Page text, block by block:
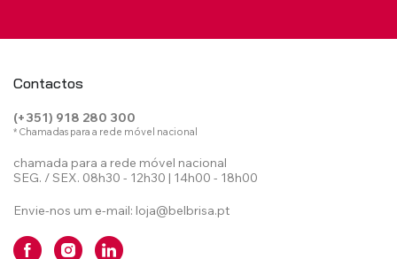
Contactos
(+351) 918 280 300
* Chamadas para a rede móvel nacional
chamada para a rede móvel nacional
SEG. / SEX. 08h30 - 12h30 | 14h00 - 18h00
Envie-nos um e-mail: loja@belbrisa.pt